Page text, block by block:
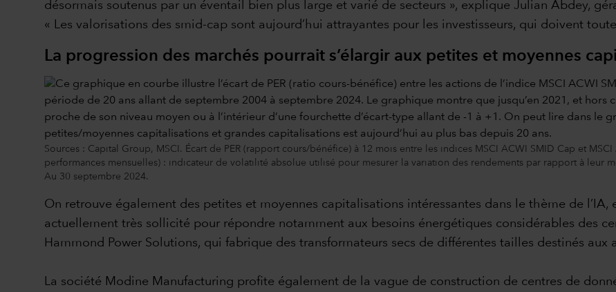
désormais soutenus par un éventail bien plus large et varié de secteurs », explique Julian Abdey,
« Les valorisations des smid-cap sont aujourd’hui attrayantes pour les investisseurs, qui doivent
La progression des marchés pourrait s’élargir aux petites et moyennes
Sources : Capital Group, MSCI. Écart de PER (rapport cours/bénéfice) à 12 mois entre les indices MSCI ACWI SMID Cap et
performances mensuelles) : indicateur de volatilité absolue utilisé pour mesurer la variation des rendements par rapport à leur
Au 30 septembre 2024.
On retrouve également des petites et moyennes capitalisations intéressantes dans le thème de
actuellement très sollicité pour répondre notamment aux besoins énergétiques considérables des
Hammond Power Solutions, qui fabrique des transformateurs secs de différentes tailles destinés
La société Modine Manufacturing profite également de la vague de construction de centres de